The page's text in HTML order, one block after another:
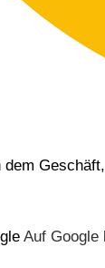
Auf Google